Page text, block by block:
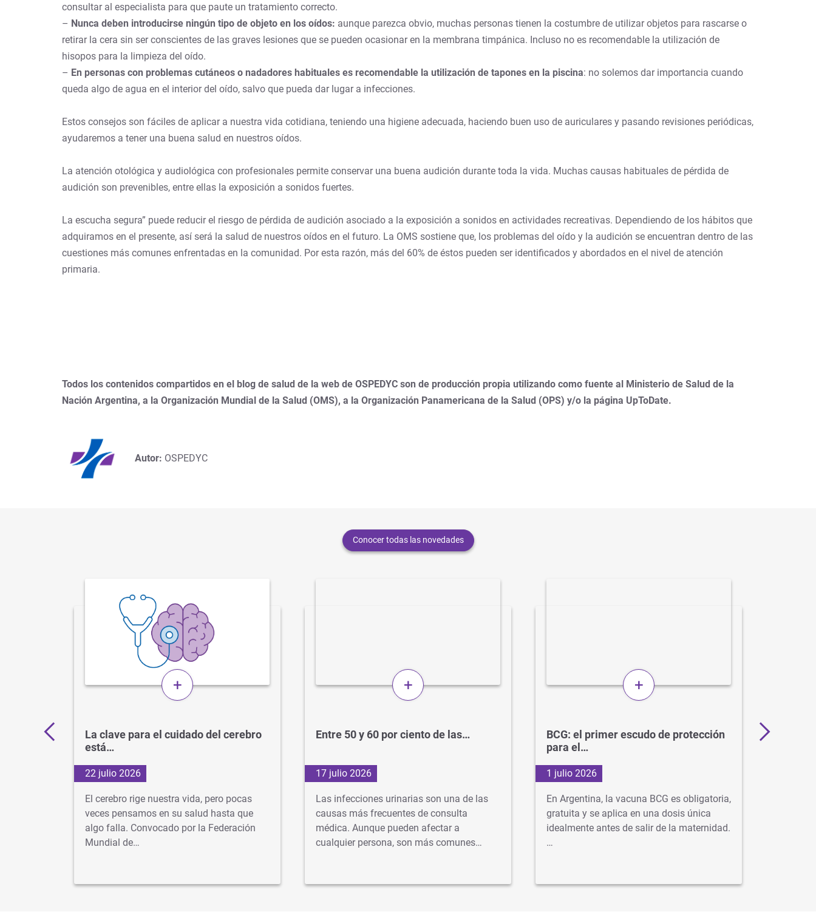
consultar al especialista para que paute un tratamiento correcto.
– Nunca deben introducirse ningún tipo de objeto en los oídos: aunque parezca obvio, muchas personas tienen la costumbre de utilizar objetos para rascarse o
retirar la cera sin ser conscientes de las graves lesiones que se pueden ocasionar en la membrana timpánica. Incluso no es recomendable la utilización de
hisopos para la limpieza del oído.
– En personas con problemas cutáneos o nadadores habituales es recomendable la utilización de tapones en la piscina: no solemos dar importancia cuando
queda algo de agua en el interior del oído, salvo que pueda dar lugar a infecciones.
Estos consejos son fáciles de aplicar a nuestra vida cotidiana, teniendo una higiene adecuada, haciendo buen uso de auriculares y pasando revisiones periódicas,
ayudaremos a tener una buena salud en nuestros oídos.
La atención otológica y audiológica con profesionales permite conservar una buena audición durante toda la vida. Muchas causas habituales de pérdida de
audición son prevenibles, entre ellas la exposición a sonidos fuertes.
La escucha segura” puede reducir el riesgo de pérdida de audición asociado a la exposición a sonidos en actividades recreativas. Dependiendo de los hábitos que
adquiramos en el presente, así será la salud de nuestros oídos en el futuro. La OMS sostiene que, los problemas del oído y la audición se encuentran dentro de las
cuestiones más comunes enfrentadas en la comunidad. Por esta razón, más del 60% de éstos pueden ser identificados y abordados en el nivel de atención
primaria.
Todos los contenidos compartidos en el blog de salud de la web de OSPEDYC son de producción propia utilizando como fuente al Ministerio de Salud de la
Nación Argentina, a la Organización Mundial de la Salud (OMS), a la Organización Panamericana de la Salud (OPS) y/o la página UpToDate.
Autor: OSPEDYC
Conocer todas las novedades
+
La clave para el cuidado del cerebro
está…
22 julio 2026
El cerebro rige nuestra vida, pero pocas
veces pensamos en su salud hasta que
algo falla. Convocado por la Federación
Mundial de…
+
Entre 50 y 60 por ciento de las…
17 julio 2026
Las infecciones urinarias son una de las
causas más frecuentes de consulta
médica. Aunque pueden afectar a
cualquier persona, son más comunes…
+
BCG: el primer escudo de protección
para el…
1 julio 2026
En Argentina, la vacuna BCG es obligatoria,
gratuita y se aplica en una dosis única
idealmente antes de salir de la maternidad.
…